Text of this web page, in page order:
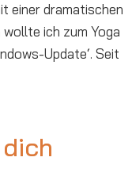
einer dramatischen
ich zum Yoga
Update‘. Seit